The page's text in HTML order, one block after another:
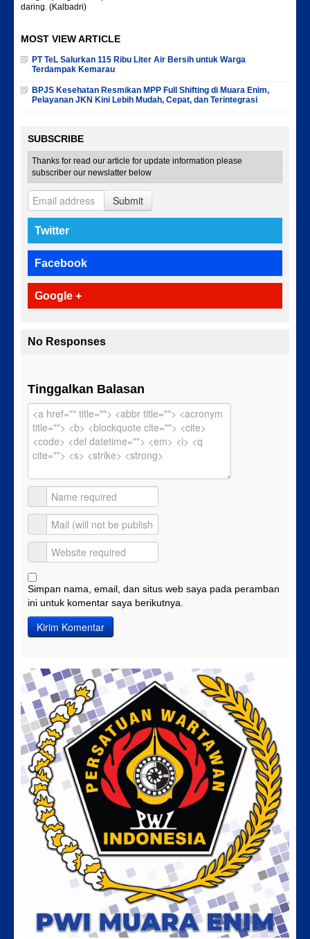
daring. (Kalbadri)
MOST VIEW ARTICLE
PT TeL Salurkan 115 Ribu Liter Air Bersih untuk Warga
Terdampak Kemarau
BPJS Kesehatan Resmikan MPP Full Shifting di Muara Enim,
Pelayanan JKN Kini Lebih Mudah, Cepat, dan Terintegrasi
SUBSCRIBE
Thanks for read our article for update information please
subscriber our newslatter below
Submit
Twitter
Facebook
Google +
No Responses
Tinggalkan Balasan
Simpan nama, email, dan situs web saya pada peramban
ini untuk komentar saya berikutnya.